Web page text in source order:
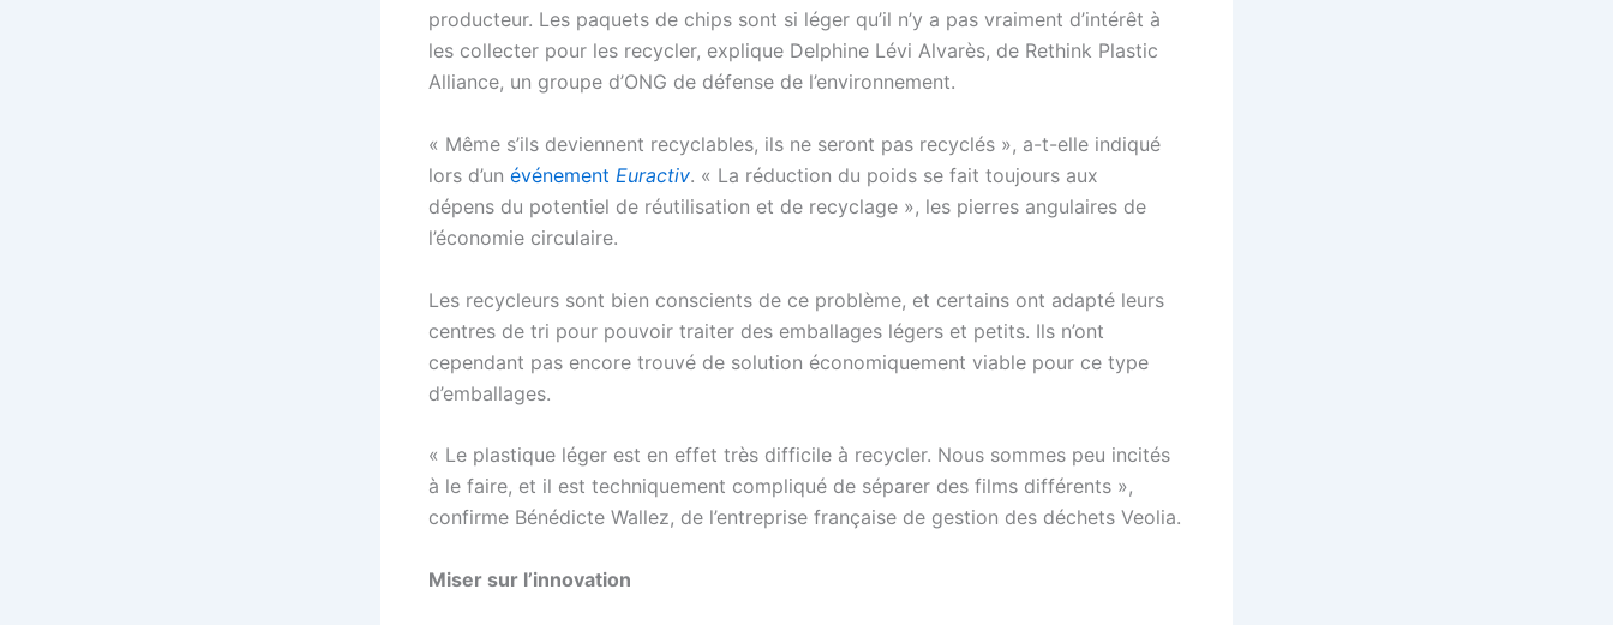
producteur. Les paquets de chips sont si léger qu’il n’y a pas vraiment d’intérêt à
les collecter pour les recycler, explique Delphine Lévi Alvarès, de Rethink Plastic
Alliance, un groupe d’ONG de défense de l’environnement.
« Même s’ils deviennent recyclables, ils ne seront pas recyclés », a-t-elle indiqué
lors d’un événement Euractiv. « La réduction du poids se fait toujours aux
dépens du potentiel de réutilisation et de recyclage », les pierres angulaires de
l’économie circulaire.
Les recycleurs sont bien conscients de ce problème, et certains ont adapté leurs
centres de tri pour pouvoir traiter des emballages légers et petits. Ils n’ont
cependant pas encore trouvé de solution économiquement viable pour ce type
d’emballages.
« Le plastique léger est en effet très difficile à recycler. Nous sommes peu incités
à le faire, et il est techniquement compliqué de séparer des films différents »,
confirme Bénédicte Wallez, de l’entreprise française de gestion des déchets Veolia.
Miser sur l’innovation